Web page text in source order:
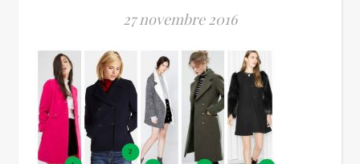
27 novembre 2016